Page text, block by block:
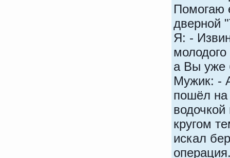
Помогаю
дверной
Я: -
а Вы уже
Мужик: -
пошёл на
кругом
искал